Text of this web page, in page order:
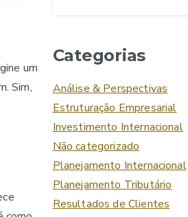
um
Sim,
Categorias
Análise & Perspectivas
Estruturação Empresarial
Investimento Internacional
Não categorizado
Planejamento Internacional
Planejamento Tributário
Resultados de Clientes